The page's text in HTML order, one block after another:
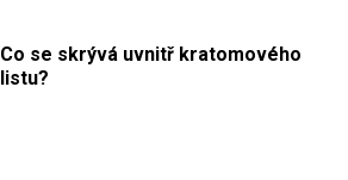
Co se skrývá uvnitř kratomového
listu?